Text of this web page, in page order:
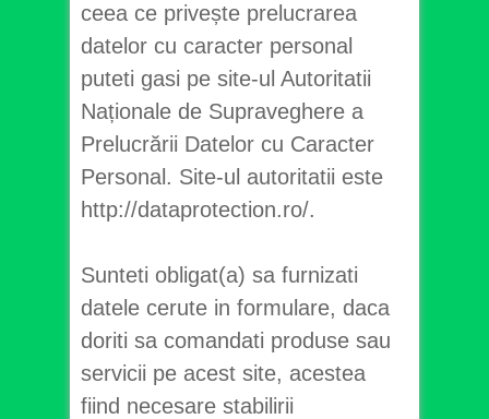
ceea ce privește prelucrarea
datelor cu caracter personal
puteti gasi pe site-ul Autoritatii
Naționale de Supraveghere a
Prelucrării Datelor cu Caracter
Personal. Site-ul autoritatii este
http://dataprotection.ro/.
Sunteti obligat(a) sa furnizati
datele cerute in formulare, daca
doriti sa comandati produse sau
servicii pe acest site, acestea
fiind necesare stabilirii